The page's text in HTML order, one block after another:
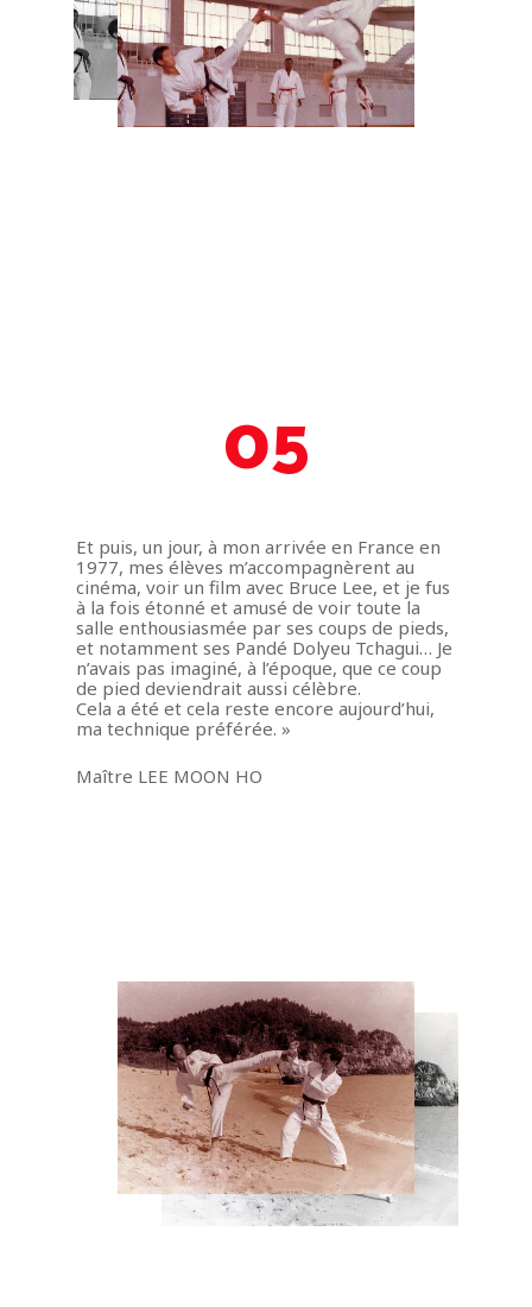
05
Et puis, un jour, à mon arrivée en France en
1977, mes élèves m’accompagnèrent au
cinéma, voir un film avec Bruce Lee, et je fus
à la fois étonné et amusé de voir toute la
salle enthousiasmée par ses coups de pieds,
et notamment ses Pandé Dolyeu Tchagui… Je
n’avais pas imaginé, à l’époque, que ce coup
de pied deviendrait aussi célèbre.
Cela a été et cela reste encore aujourd’hui,
ma technique préférée. »
Maître LEE MOON HO